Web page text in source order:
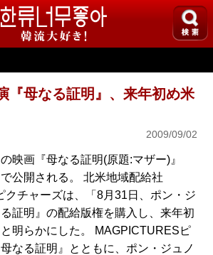
『母なる証明』、来年初め米
2009/09/02
映画『母なる証明(原題:マザー)』
公開される。 北米地域配給社
クチャーズは、「8月31日、ポン・ジ
証明』の配給版権を購入し、来年初
明らかにした。 MAGPICTURESピ
なる証明』とともに、ポン・ジュノ